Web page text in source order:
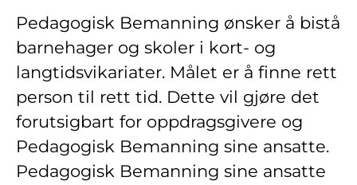
Pedagogisk Bemanning ønsker å bistå
barnehager og skoler i kort- og
langtidsvikariater. Målet er å finne rett
person til rett tid. Dette vil gjøre det
forutsigbart for oppdragsgivere og
Pedagogisk Bemanning sine ansatte.
Pedagogisk Bemanning sine ansatte